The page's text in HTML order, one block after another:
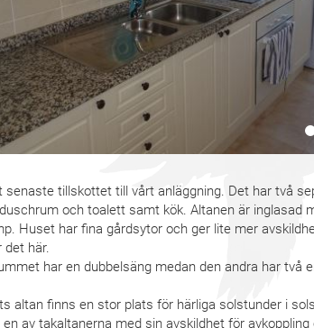
senaste tillskottet till vårt anläggning. Det har två
och toalett samt kök. Altanen är inglasad
Huset har fina gårdsytor och ger lite mer
det här.
har en dubbelsäng medan den andra har två
altan finns en stor plats för härliga solstunder i
av takaltanerna med sin avskildhet för